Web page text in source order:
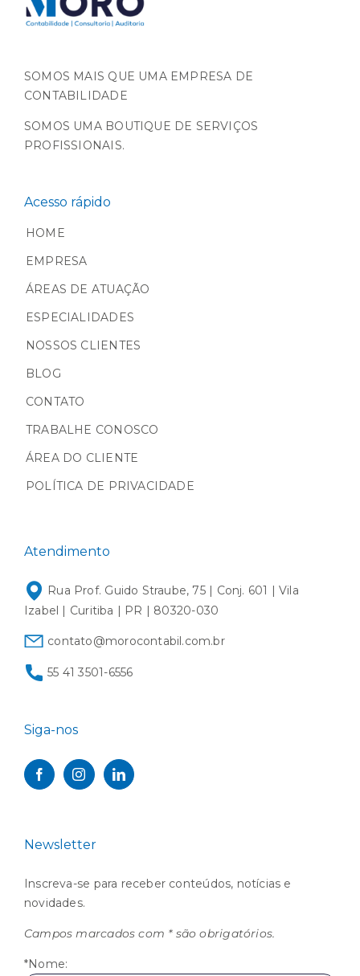
SOMOS MAIS QUE UMA EMPRESA DE
CONTABILIDADE
SOMOS UMA BOUTIQUE DE SERVIÇOS
PROFISSIONAIS.
Acesso rápido
HOME
EMPRESA
ÁREAS DE ATUAÇÃO
ESPECIALIDADES
NOSSOS CLIENTES
BLOG
CONTATO
TRABALHE CONOSCO
ÁREA DO CLIENTE
POLÍTICA DE PRIVACIDADE
Atendimento
Rua Prof. Guido Straube, 75 | Conj. 601 | Vila
Izabel | Curitiba | PR | 80320-030
contato@morocontabil.com.br
55 41 3501-6556
Siga-nos
Newsletter
Inscreva-se para receber conteúdos, notícias e
novidades.
Campos marcados com * são obrigatórios.
*Nome: